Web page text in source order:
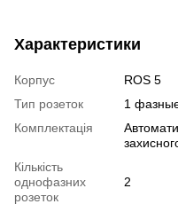
Характеристики
Корпус
ROS 5
Тип розеток
1
Комплектація
Кількість
однофазних
розеток
2